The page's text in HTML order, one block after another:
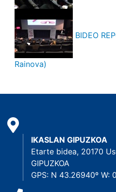
BIDEO
Rainova)
IKASLAN GIPUZKOA
Etarte bidea, 20170
GIPUZKOA
GPS: N 43.26940º W: